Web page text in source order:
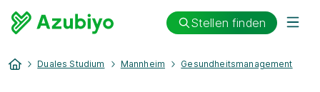
Stellen finden
Duales Studium Mannheim Gesundheitsmanagement